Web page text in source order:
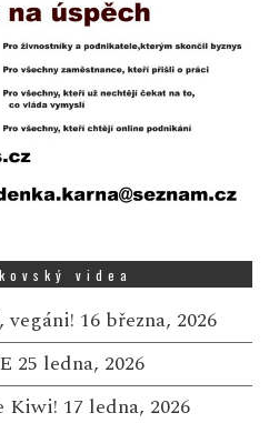
videa
vegáni! 16 března, 2026
25 ledna, 2026
Kiwi! 17 ledna, 2026